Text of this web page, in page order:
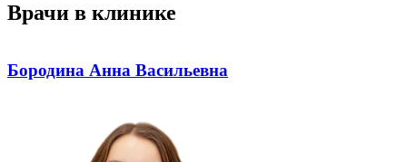
Врачи в клинике
Бородина Анна Васильевна